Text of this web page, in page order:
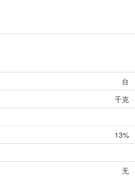
台
千克
13%
无